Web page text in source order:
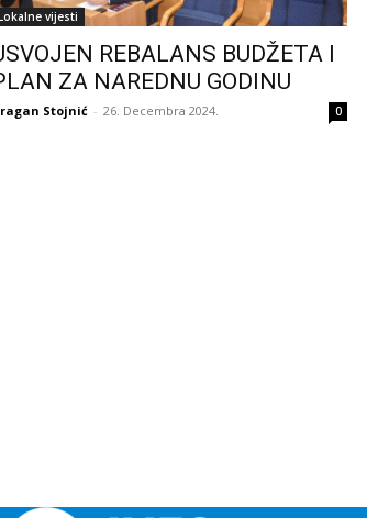
vijesti
REBALANS BUDŽETA I
ZA NAREDNU GODINU
Stojnić - 26. Decembra 2024. 0